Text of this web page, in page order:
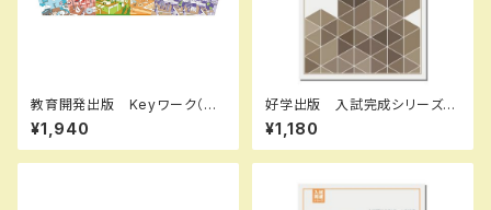
教育開発出版 Keyワーク（キ
ーワーク） 数学 中1～3（ご
選択ください） 2026年度版
新品完全セット
¥1,940
好学出版 入試完成シリーズ
社会 資料問題の完成 2026
年度版 新品完全セット ISB
N：B0CRHVR7L7 ISBN-10：
75-081
¥1,180